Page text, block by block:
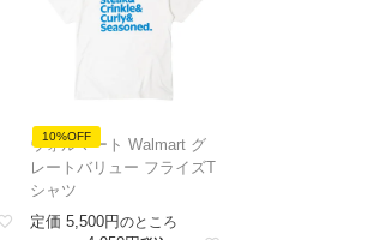
10%OFF
ウォルマート Walmart グ
レートバリュー フライズT
シャツ
定価 5,500 のところ